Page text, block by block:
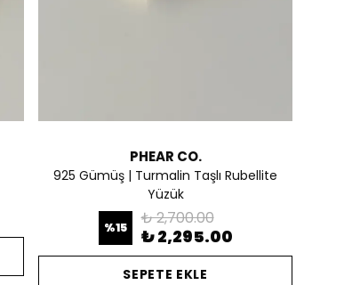
PHEAR CO.
925 Gümüş | Turmalin Taşlı Rubellite
Yüzük
%15 ₺ 2,700.00
₺ 2,295.00
SEPETE EKLE